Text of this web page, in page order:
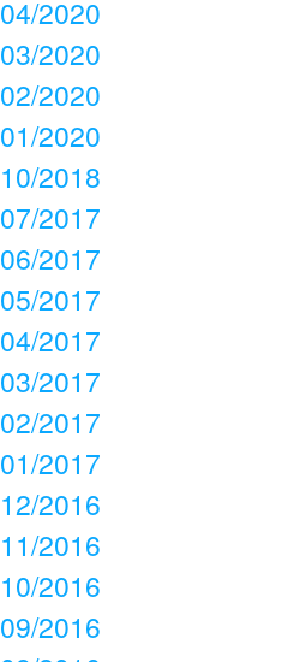
04/2020
03/2020
02/2020
01/2020
10/2018
07/2017
06/2017
05/2017
04/2017
03/2017
02/2017
01/2017
12/2016
11/2016
10/2016
09/2016